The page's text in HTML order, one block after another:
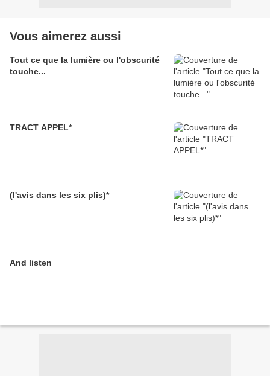
Vous aimerez aussi
Tout ce que la lumière ou l'obscurité
touche...
TRACT APPEL*
(l'avis dans les six plis)*
And listen